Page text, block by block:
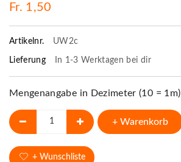
Fr. 1,50
Artikelnr. UW2c
Lieferung In 1-3 Werktagen bei dir
Mengenangabe in Dezimeter (10 = 1m)
+ Warenkorb
+ Wunschliste